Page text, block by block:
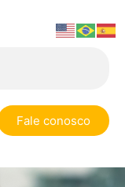
Fale conosco